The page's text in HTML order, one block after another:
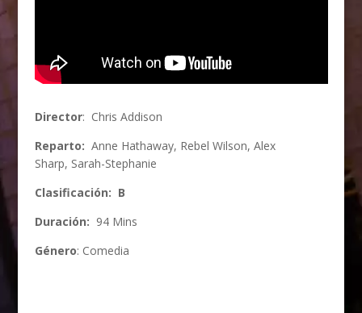
Director: Chris Addison
Reparto: Anne Hathaway, Rebel Wilson, Alex
Sharp, Sarah-Stephanie
Clasificación: B
Duración: 94 Mins
Género: Comedia